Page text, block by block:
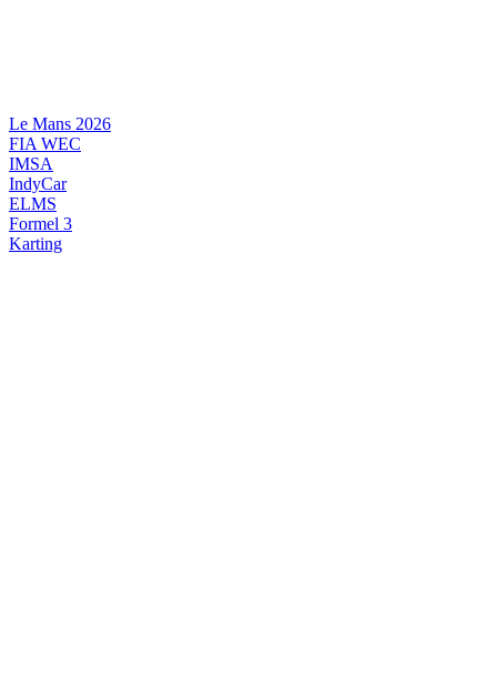
Le Mans 2026
FIA WEC
IMSA
IndyCar
ELMS
Formel 3
Karting